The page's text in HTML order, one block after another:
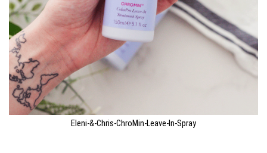
Eleni-&-Chris-ChroMin-Leave-In-Spray